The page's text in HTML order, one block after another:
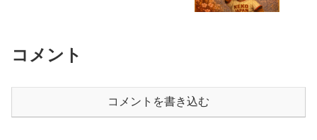
コメント
コメントを書き込む